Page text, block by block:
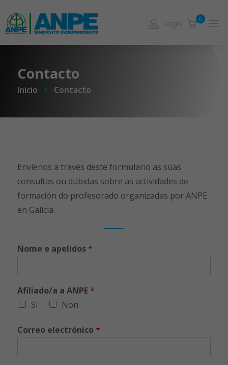
0
Login
Contacto
Inicio Contacto
Envíenos a través deste formulario as súas
consultas ou dúbidas sobre as actividades de
formación do profesorado organizadas por ANPE
en Galicia.
Nome e apelidos *
Afiliado/a a ANPE *
Si
Non
Correo electrónico *